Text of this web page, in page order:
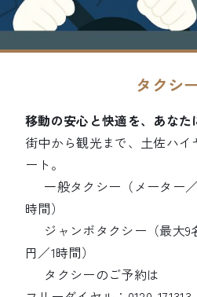
タクシ
移動の安心と快適を、あなた
街中から観光まで、土佐ハ
ート。
一般タクシー（メーター
時間）
ジャンボタクシー（最大9
円／1時間）
タクシーのご予約は